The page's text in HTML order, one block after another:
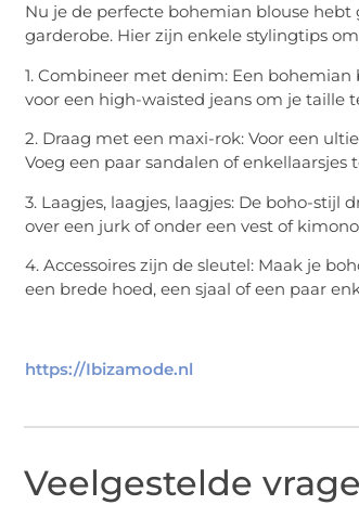
Nu je de perfecte bohemian blouse
garderobe. Hier zijn enkele stylingtips
1. Combineer met denim: Een
voor een high-waisted jeans om je taille
2. Draag met een maxi-rok: Voor een
Voeg een paar sandalen of
3. Laagjes, laagjes, laagjes: De boho-
over een jurk of onder een vest of
4. Accessoires zijn de sleutel: Maak je
een brede hoed, een sjaal of een paar
https://Ibizamode.nl
Veelgestelde